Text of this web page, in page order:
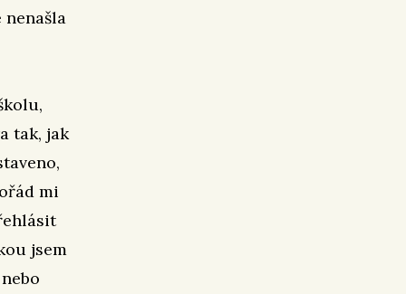
tak, jak
mi
jsem